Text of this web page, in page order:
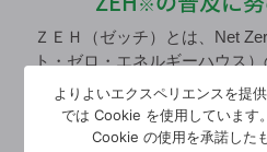
ＺＥＨ（ゼッチ）とは、Net
ト・ゼロ・エネルギーハウス）
ネットゼロエネルギー住宅と
高効率化により、使用エネル
陽光発電などの創エネルギー
よりよいエクスペリエンスを提
では Cookie を使用しています
Cookie の使用を承諾した